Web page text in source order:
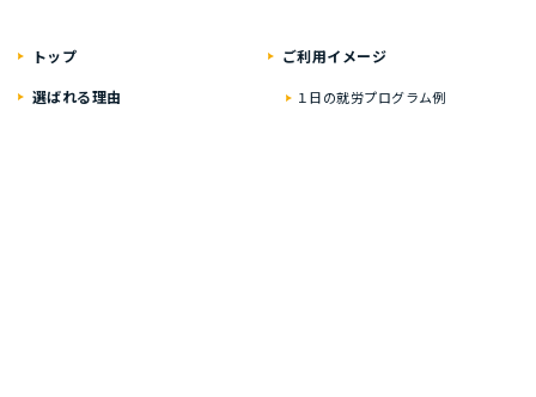
トップ
選ばれる理由
ご利⽤イメージ
１⽇の就労プログラム例